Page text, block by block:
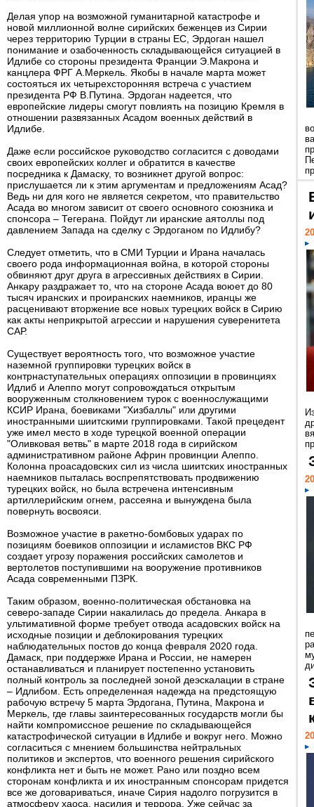
Делая упор на возможной гуманитарной катастрофе и
новой миллионной волне сирийских беженцев из Сирии
через территорию Турции в страны ЕС, Эрдоган нашел
понимание и озабоченность складывающейся ситуацией в
Идлибе со стороны президента Франции Э.Макрона и
канцлера ФРГ А.Меркель. Якобы в начале марта может
состояться их четырехсторонняя встреча с участием
президента РФ В.Путина. Эрдоган надеется, что
европейские лидеры смогут повлиять на позицию Кремля в
отношении развязанных Асадом военных действий в
Идлибе.
Даже если российское руководство согласится с доводами
своих европейских коллег и обратится в качестве
посредника к Дамаску, то возникнет другой вопрос:
прислушается ли к этим аргументам и предложениям Асад?
Ведь ни для кого не является секретом, что правительство
Асада во многом зависит от своего основного союзника и
спонсора – Тегерана. Пойдут ли иранские аятоллы под
давлением Запада на сделку с Эрдоганом по Идлибу?
Следует отметить, что в СМИ Турции и Ирана началась
своего рода информационная война, в которой стороны
обвиняют друг друга в агрессивных действиях в Сирии.
Анкару раздражает то, что на стороне Асада воюет до 80
тысяч иранских и проиранских наемников, иранцы же
расценивают вторжение все новых турецких войск в Сирию
как акты неприкрытой агрессии и нарушения суверенитета
САР.
Существует вероятность того, что возможное участие
наземной группировки турецких войск в
контрнаступательных операциях оппозиции в провинциях
Идлиб и Алеппо могут сопровождаться открытым
вооруженным столкновением турок с военнослужащими
КСИР Ирана, боевиками "Хизбаллы" или другими
иностранными шиитскими группировками. Такой прецедент
уже имел место в ходе турецкой военной операции
"Оливковая ветвь" в марте 2018 года в сирийском
административном районе Африн провинции Алеппо.
Колонна проасадовских сил из числа шиитских иностранных
наемников пыталась воспрепятствовать продвижению
турецких войск, но была встречена интенсивным
артиллерийским огнем, рассеяна и вынуждена была
повернуть восвояси.
Возможное участие в ракетно-бомбовых ударах по
позициям боевиков оппозиции и исламистов ВКС РФ
создает угрозу поражения российских самолетов и
вертолетов поступившими на вооружение противников
Асада современными ПЗРК.
Таким образом, военно-политическая обстановка на
северо-западе Сирии накалилась до предела. Анкара в
ультимативной форме требует отвода асадовских войск на
исходные позиции и деблокирования турецких
наблюдательных постов до конца февраля 2020 года.
Дамаск, при поддержке Ирана и России, не намерен
останавливаться и планирует постепенно установить
полный контроль за последней зоной деэскалации в стране
– Идлибом. Есть определенная надежда на предстоящую
рабочую встречу 5 марта Эрдогана, Путина, Макрона и
Меркель, где главы заинтересованных государств могли бы
найти компромиссное решение по складывающейся
катастрофической ситуации в Идлибе и вокруг него. Можно
согласиться с мнением большинства нейтральных
политиков и экспертов, что военного решения сирийского
конфликта нет и быть не может. Рано или поздно всем
сторонам конфликта и их иностранным спонсорам придется
все же договариваться, иначе Сирия надолго погрузится в
атмосферу хаоса, насилия и террора. Уже сейчас за